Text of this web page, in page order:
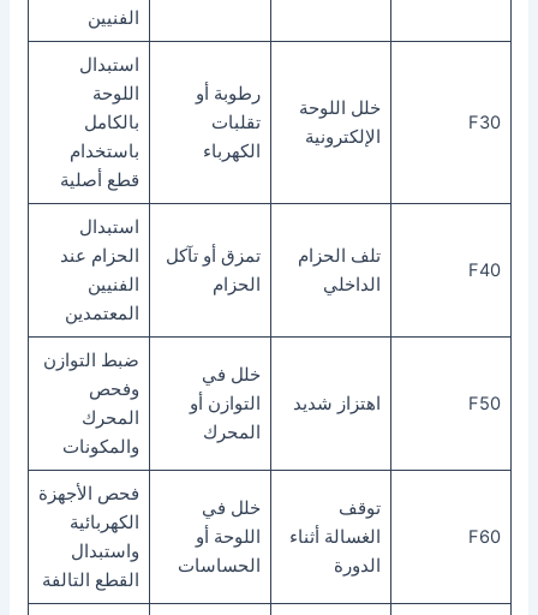
الفنيين
F30
خلل اللوحة
الإلكترونية
رطوبة أو
تقلبات
الكهرباء
استبدال
اللوحة
بالكامل
باستخدام
قطع أصلية
F40
تلف الحزام
الداخلي
تمزق أو تآكل
الحزام
استبدال
الحزام عند
الفنيين
المعتمدين
F50 اهتزاز شديد
خلل في
التوازن أو
المحرك
ضبط التوازن
وفحص
المحرك
والمكونات
F60
توقف
الغسالة أثناء
الدورة
خلل في
اللوحة أو
الحساسات
فحص الأجهزة
الكهربائية
واستبدال
القطع التالفة